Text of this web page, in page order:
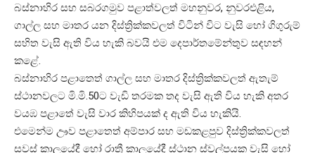
බස්නාහිර සහ සබරගමුව පළාත්වලත් මහනුවර, නුවරඑළිය,
ගාල්ල සහ මාතර යන දිස්ත්‍රික්කවලත් විටින් විට වැසි හෝ ගිගුරුම්
සහිත වැසි ඇති විය හැකි බවයි එම දෙපාර්තමේන්තුව සඳහන්
කළේ.
බස්නාහිර පළාතෙත් ගාල්ල සහ මාතර දිස්ත්‍රික්කවලත් ඇතැම්
ස්ථානවලට මි.මි.50ට වැඩි තරමක තද වැසි ඇති විය හැකි අතර
වයඹ පළාතේ වැසි වාර කිහිපයක් ද ඇති විය හැකියි.
එමෙන්ම ඌව පළාතෙත් අම්පාර සහ මඩකළපුව දිස්ත්‍රික්කවලත්
සවස් කාලයේදී හෝ රාත්‍රී කාලයේදී ස්ථාන ස්වල්පයක වැසි හෝ